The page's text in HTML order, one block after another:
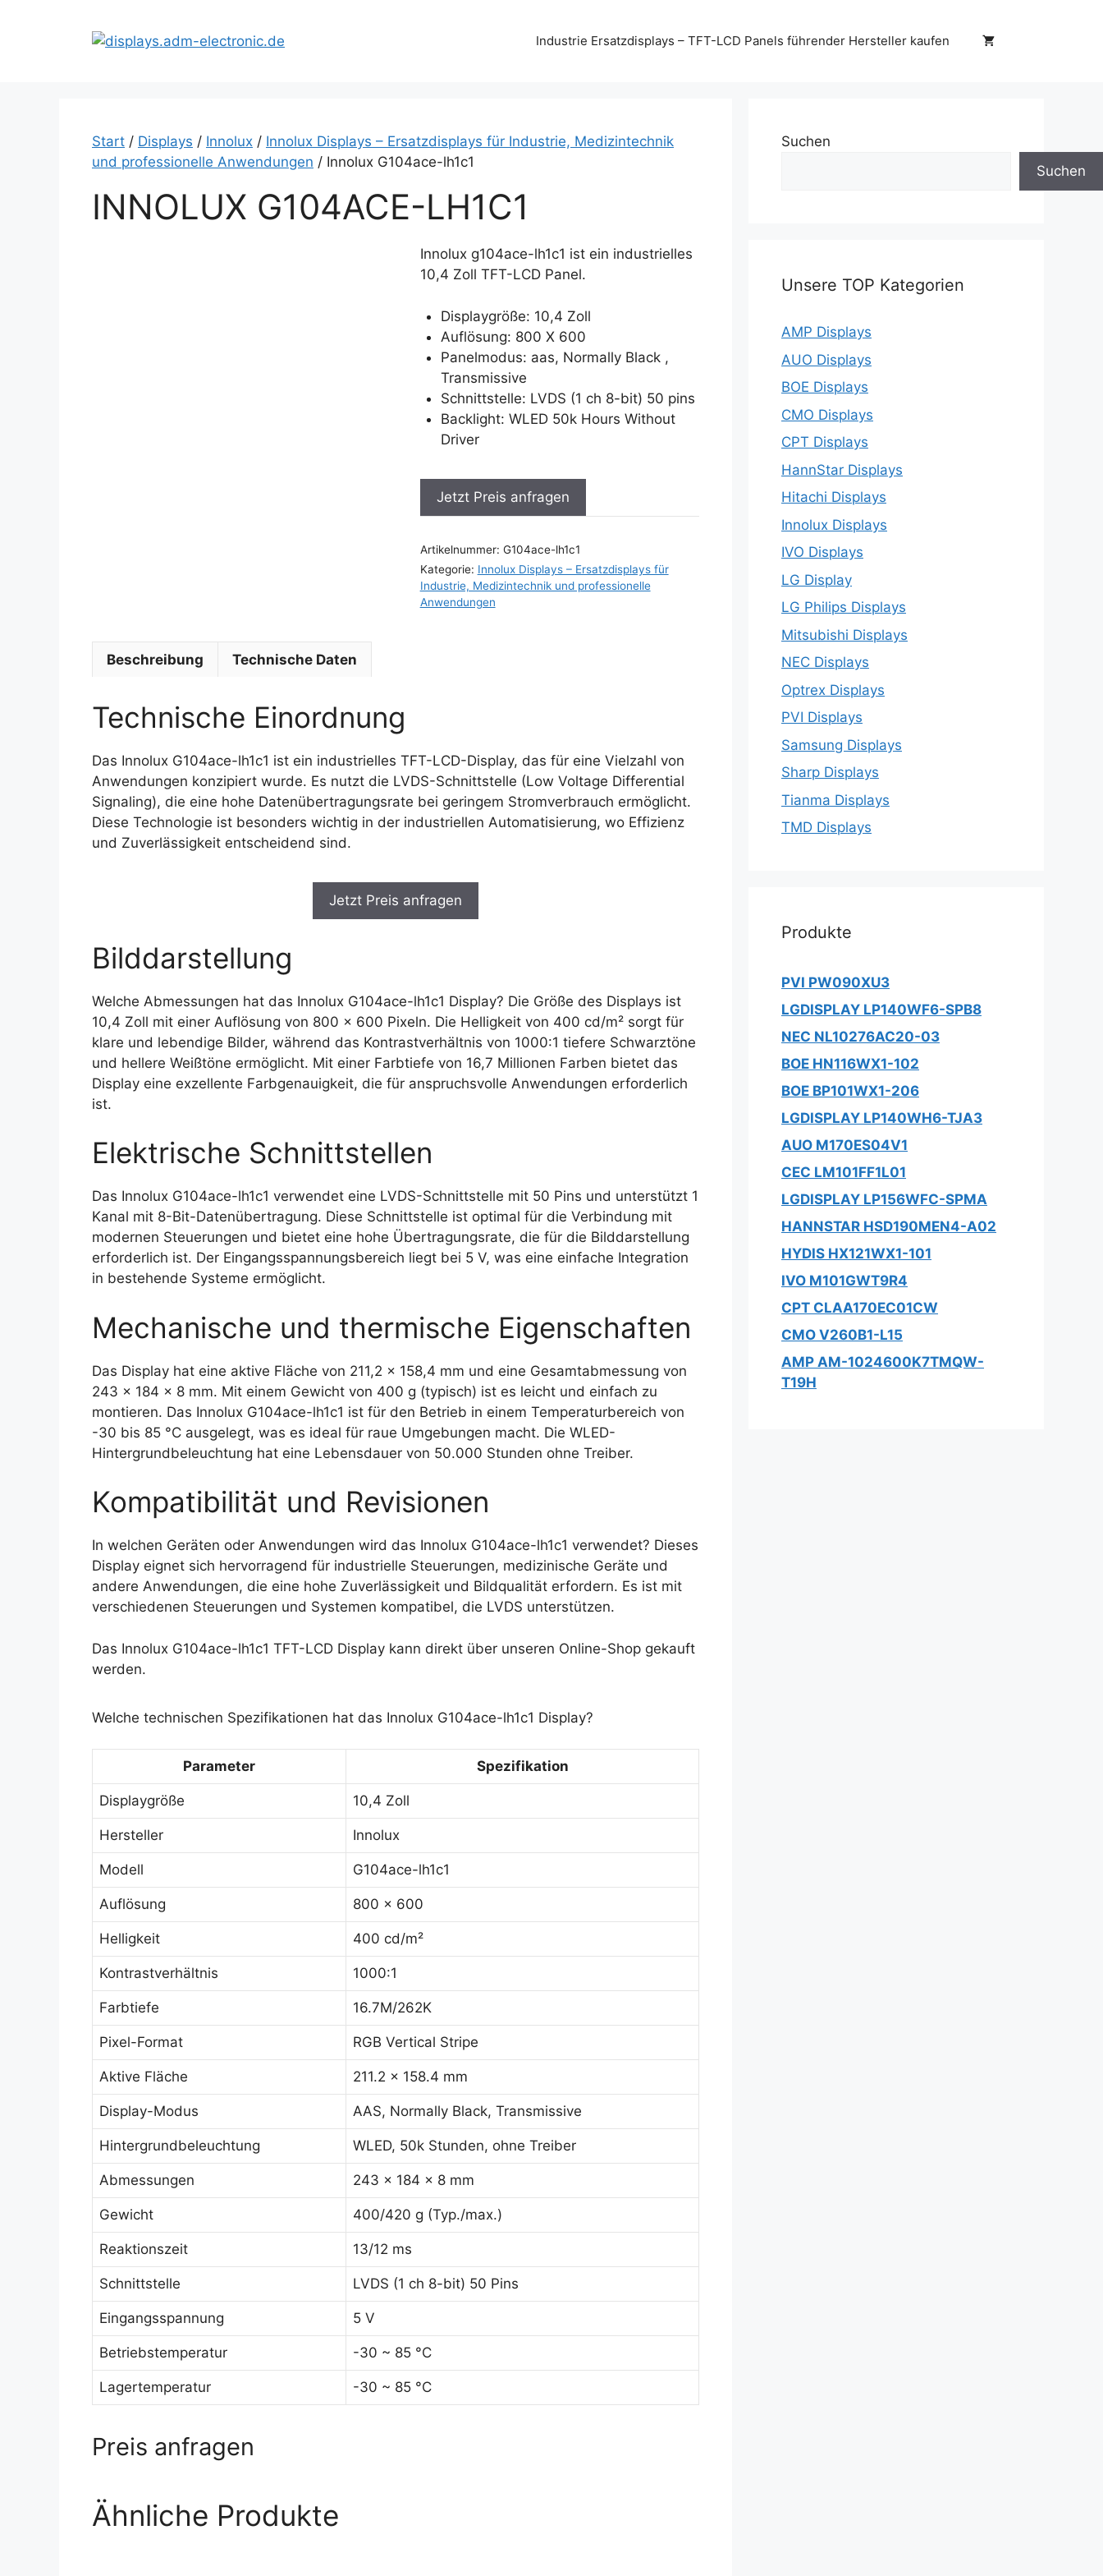
Industrie Ersatzdisplays – TFT-LCD Panels führender Hersteller kaufen
Start / Displays / Innolux / Innolux Displays – Ersatzdisplays für Industrie, Medizintechnik
und professionelle Anwendungen / Innolux G104ace-lh1c1
INNOLUX G104ACE-LH1C1
Innolux g104ace-lh1c1 ist ein industrielles
10,4 Zoll TFT-LCD Panel.
Displaygröße: 10,4 Zoll
Auflösung: 800 X 600
Panelmodus: aas, Normally Black ,
Transmissive
Schnittstelle: LVDS (1 ch 8-bit) 50 pins
Backlight: WLED 50k Hours Without
Driver
Jetzt Preis anfragen
Artikelnummer: G104ace-lh1c1
Kategorie: Innolux Displays – Ersatzdisplays für
Industrie, Medizintechnik und professionelle
Anwendungen
Beschreibung Technische Daten
Technische Einordnung
Das Innolux G104ace-lh1c1 ist ein industrielles TFT-LCD-Display, das für eine Vielzahl von
Anwendungen konzipiert wurde. Es nutzt die LVDS-Schnittstelle (Low Voltage Differential
Signaling), die eine hohe Datenübertragungsrate bei geringem Stromverbrauch ermöglicht.
Diese Technologie ist besonders wichtig in der industriellen Automatisierung, wo Effizienz
und Zuverlässigkeit entscheidend sind.
Jetzt Preis anfragen
Bilddarstellung
Welche Abmessungen hat das Innolux G104ace-lh1c1 Display? Die Größe des Displays ist
10,4 Zoll mit einer Auflösung von 800 x 600 Pixeln. Die Helligkeit von 400 cd/m² sorgt für
klare und lebendige Bilder, während das Kontrastverhältnis von 1000:1 tiefere Schwarztöne
und hellere Weißtöne ermöglicht. Mit einer Farbtiefe von 16,7 Millionen Farben bietet das
Display eine exzellente Farbgenauigkeit, die für anspruchsvolle Anwendungen erforderlich
ist.
Elektrische Schnittstellen
Das Innolux G104ace-lh1c1 verwendet eine LVDS-Schnittstelle mit 50 Pins und unterstützt 1
Kanal mit 8-Bit-Datenübertragung. Diese Schnittstelle ist optimal für die Verbindung mit
modernen Steuerungen und bietet eine hohe Übertragungsrate, die für die Bilddarstellung
erforderlich ist. Der Eingangsspannungsbereich liegt bei 5 V, was eine einfache Integration
in bestehende Systeme ermöglicht.
Mechanische und thermische Eigenschaften
Das Display hat eine aktive Fläche von 211,2 x 158,4 mm und eine Gesamtabmessung von
243 x 184 x 8 mm. Mit einem Gewicht von 400 g (typisch) ist es leicht und einfach zu
montieren. Das Innolux G104ace-lh1c1 ist für den Betrieb in einem Temperaturbereich von
-30 bis 85 °C ausgelegt, was es ideal für raue Umgebungen macht. Die WLED-
Hintergrundbeleuchtung hat eine Lebensdauer von 50.000 Stunden ohne Treiber.
Kompatibilität und Revisionen
In welchen Geräten oder Anwendungen wird das Innolux G104ace-lh1c1 verwendet? Dieses
Display eignet sich hervorragend für industrielle Steuerungen, medizinische Geräte und
andere Anwendungen, die eine hohe Zuverlässigkeit und Bildqualität erfordern. Es ist mit
verschiedenen Steuerungen und Systemen kompatibel, die LVDS unterstützen.
Das Innolux G104ace-lh1c1 TFT-LCD Display kann direkt über unseren Online-Shop gekauft
werden.
Welche technischen Spezifikationen hat das Innolux G104ace-lh1c1 Display?
Parameter Spezifikation
Displaygröße 10,4 Zoll
Hersteller Innolux
Modell G104ace-lh1c1
Auflösung 800 x 600
Helligkeit 400 cd/m²
Kontrastverhältnis 1000:1
Farbtiefe 16.7M/262K
Pixel-Format RGB Vertical Stripe
Aktive Fläche 211.2 x 158.4 mm
Display-Modus AAS, Normally Black, Transmissive
Hintergrundbeleuchtung WLED, 50k Stunden, ohne Treiber
Abmessungen 243 x 184 x 8 mm
Gewicht 400/420 g (Typ./max.)
Reaktionszeit 13/12 ms
Schnittstelle LVDS (1 ch 8-bit) 50 Pins
Eingangsspannung 5 V
Betriebstemperatur -30 ~ 85 °C
Lagertemperatur -30 ~ 85 °C
Preis anfragen
Ähnliche Produkte
Suchen
Suchen
Unsere TOP Kategorien
AMP Displays
AUO Displays
BOE Displays
CMO Displays
CPT Displays
HannStar Displays
Hitachi Displays
Innolux Displays
IVO Displays
LG Display
LG Philips Displays
Mitsubishi Displays
NEC Displays
Optrex Displays
PVI Displays
Samsung Displays
Sharp Displays
Tianma Displays
TMD Displays
Produkte
PVI PW090XU3
LGDISPLAY LP140WF6-SPB8
NEC NL10276AC20-03
BOE HN116WX1-102
BOE BP101WX1-206
LGDISPLAY LP140WH6-TJA3
AUO M170ES04V1
CEC LM101FF1L01
LGDISPLAY LP156WFC-SPMA
HANNSTAR HSD190MEN4-A02
HYDIS HX121WX1-101
IVO M101GWT9R4
CPT CLAA170EC01CW
CMO V260B1-L15
AMP AM-1024600K7TMQW-
T19H